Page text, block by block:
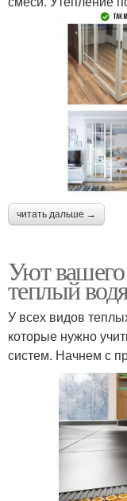
читать дальше →
Уют вашего
теплый
У всех видов
которые нужно
систем. Начнем с